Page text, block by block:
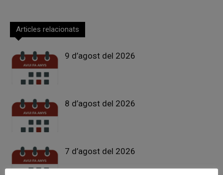
Articles relacionats
9 d’agost del 2026
8 d’agost del 2026
7 d’agost del 2026